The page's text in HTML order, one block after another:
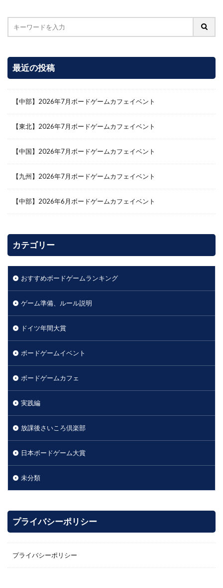
最近の投稿
【中部】2026年7月ボードゲームカフェイベント
【東北】2026年7月ボードゲームカフェイベント
【中国】2026年7月ボードゲームカフェイベント
【九州】2026年7月ボードゲームカフェイベント
【中部】2026年6月ボードゲームカフェイベント
カテゴリー
おすすめボードゲームランキング
ゲーム準備、ルール説明
ドイツ年間大賞
ボードゲームイベント
ボードゲームカフェ
実践編
放課後さいころ倶楽部
日本ボードゲーム大賞
未分類
プライバシーポリシー
プライバシーポリシー